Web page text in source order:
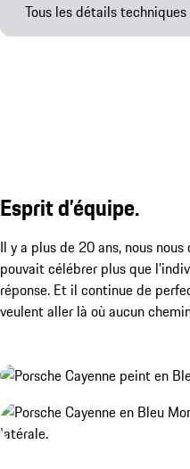
Tous les détails techniques
Esprit d’équipe.
Il y a plus de 20 ans, nous
pouvait célébrer plus que
réponse. Et il continue de
veulent aller là où aucun